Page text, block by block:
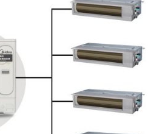
老城片区，涵盖办公、商业以及部分居住建
，室内温控体验有限，很多业主会考虑...